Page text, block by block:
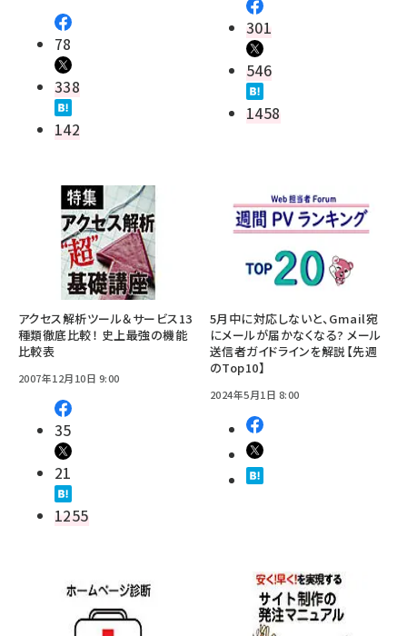
78
338
142
301
546
1458
アクセス解析ツール＆サービス13
種類徹底比較！ 史上最強の機能
比較表
2007年12月10日 9:00
35
21
1255
5月中に対応しないと、Gmail宛
にメールが届かなくなる? メール
送信者ガイドラインを解説【先週
のTop10】
2024年5月1日 8:00